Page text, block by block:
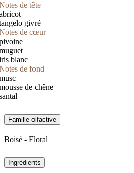
de tête
givré
de cœur
blanc
de fond
de chêne
Famille olfactive
Boisé - Floral
Ingrédients